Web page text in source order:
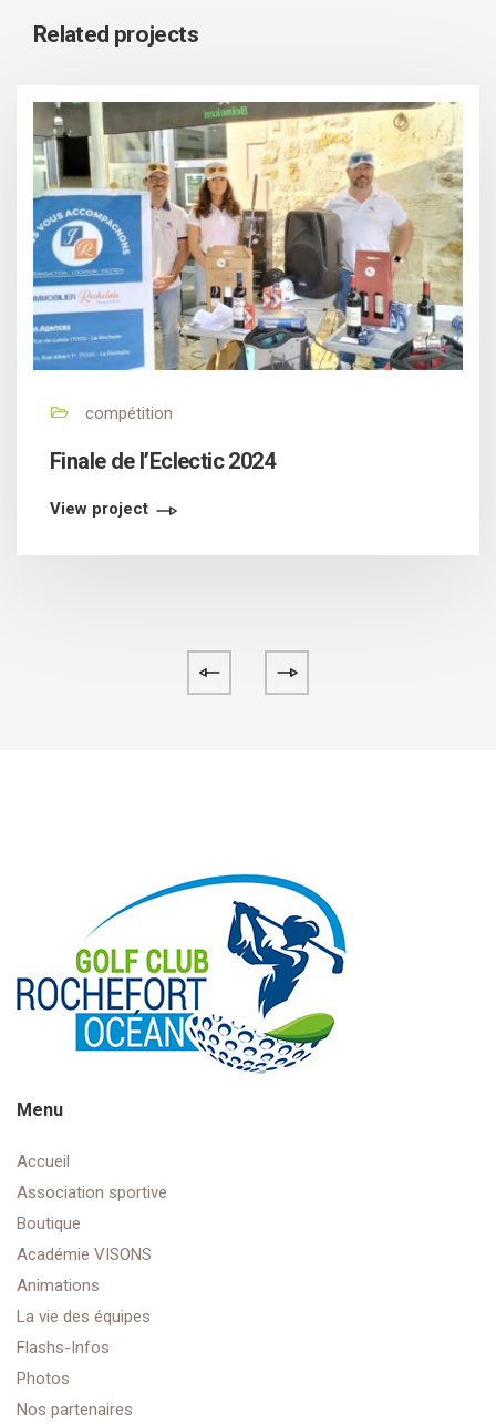
Related projects
compétition
Finale de l’Eclectic 2024
View project
Menu
Accueil
Association sportive
Boutique
Académie VISONS
Animations
La vie des équipes
Flashs-Infos
Photos
Nos partenaires